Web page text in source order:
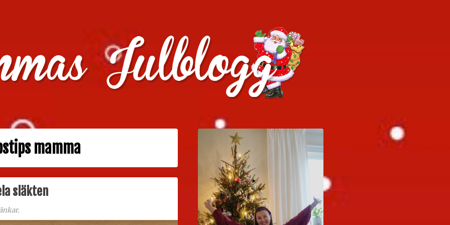
julklappstips, julkalendrar, adventskalendrar , julpyssel och julrecept!
mamma
släkten